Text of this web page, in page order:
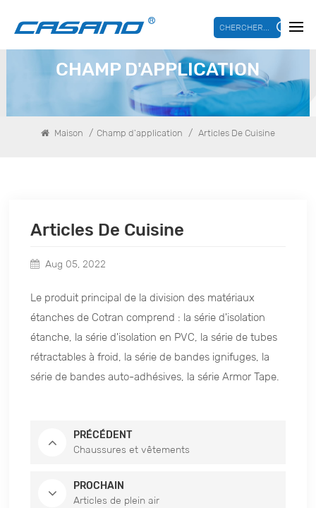
CHERCHER...
CHAMP D'APPLICATION
Maison / Champ d'application / Articles De Cuisine
Articles De Cuisine
Aug 05, 2022
Le produit principal de la division des matériaux
étanches de Cotran comprend : la série d'isolation
étanche, la série d'isolation en PVC, la série de tubes
rétractables à froid, la série de bandes ignifuges, la
série de bandes auto-adhésives, la série Armor Tape.
PRÉCÉDENT
Chaussures et vêtements
PROCHAIN
Articles de plein air